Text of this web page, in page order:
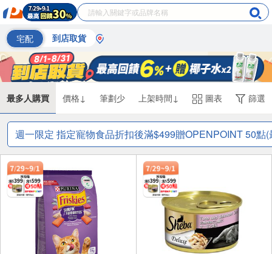
宅配 到店取貨
最多人購買 價格↓ 筆劃少 上架時間↓ 圖表 篩選
週一限定 指定寵物食品折扣後滿$499贈OPENPOINT 50